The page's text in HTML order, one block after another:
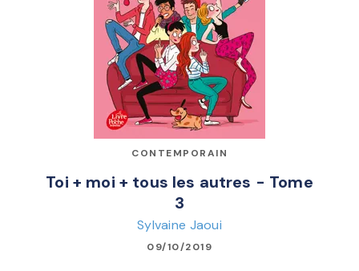
CONTEMPORAIN
Toi + moi + tous les autres - Tome
3
Sylvaine Jaoui
09/10/2019